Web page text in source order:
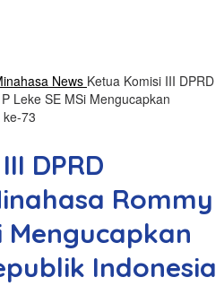
News Ketua Komisi III DPRD
Leke SE MSi Mengucapkan
73
DPRD
Rommy
Mengucapkan
Indonesia